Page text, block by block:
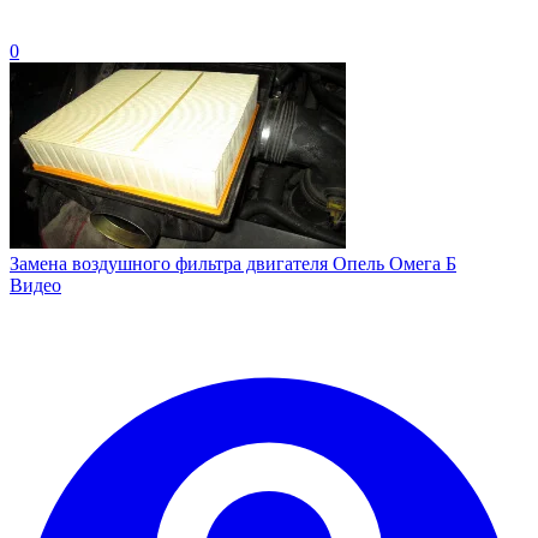
0
Замена воздушного фильтра двигателя Опель Омега Б
Видео